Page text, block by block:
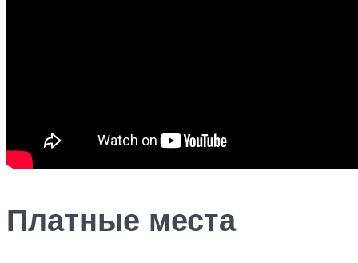
Платные места